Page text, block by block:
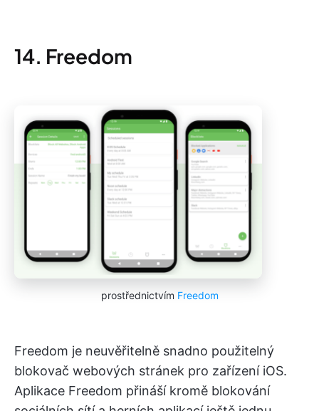
14. Freedom
prostřednictvím Freedom
Freedom je neuvěřitelně snadno použitelný
blokovač webových stránek pro zařízení iOS.
Aplikace Freedom přináší kromě blokování